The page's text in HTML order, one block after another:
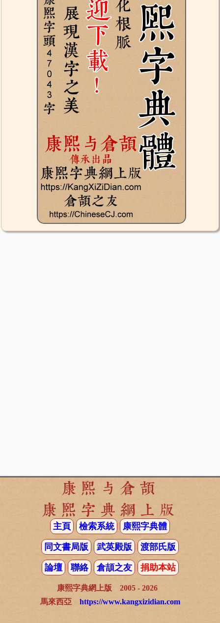
康熙与倉頡
康熙字典網上版
主頁 檢索系統 康熙字典體
同文書局版 武英殿版 渡部氏版
論壇 聯絡 倉頡之友 捐助本站
康熙字典網上版 2005 - 2026
馬來西亞 https://www.kangxizidian.com